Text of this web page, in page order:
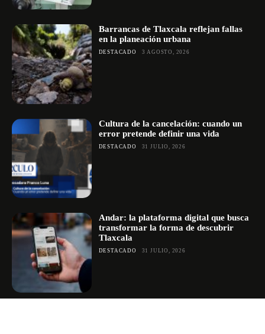
Barrancas de Tlaxcala reflejan fallas
en la planeación urbana
DESTACADO 3 AGOSTO, 2026
Cultura de la cancelación: cuando un
error pretende definir una vida
DESTACADO 31 JULIO, 2026
Andar: la plataforma digital que busca
transformar la forma de descubrir
Tlaxcala
DESTACADO 31 JULIO, 2026